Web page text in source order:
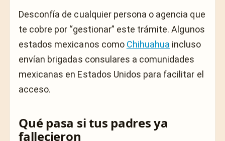
Desconfía de cualquier persona o agencia que
te cobre por “gestionar” este trámite. Algunos
estados mexicanos como Chihuahua incluso
envían brigadas consulares a comunidades
mexicanas en Estados Unidos para facilitar el
acceso.
Qué pasa si tus padres ya
fallecieron